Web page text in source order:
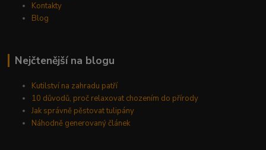
Kontakty
Blog
Nejčtenější na blogu
Kutilství na zahradu patří
10 důvodů, proč relaxovat chozením do přírody
Jak správně pěstovat tulipány
Náhodně generovaný článek